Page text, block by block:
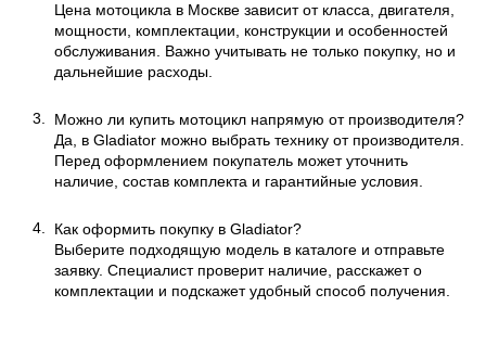
Цена мотоцикла в Москве зависит от класса, двигателя,
мощности, комплектации, конструкции и особенностей
обслуживания. Важно учитывать не только покупку, но и
дальнейшие расходы.
Можно ли купить мотоцикл напрямую от производителя?
Да, в Gladiator можно выбрать технику от производителя.
Перед оформлением покупатель может уточнить
наличие, состав комплекта и гарантийные условия.
Как оформить покупку в Gladiator?
Выберите подходящую модель в каталоге и отправьте
заявку. Специалист проверит наличие, расскажет о
комплектации и подскажет удобный способ получения.